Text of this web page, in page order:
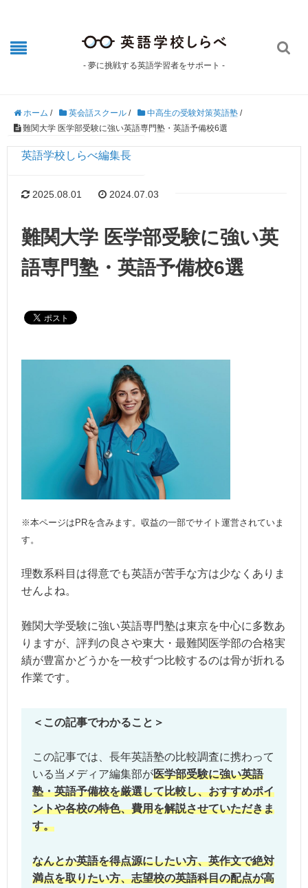
- 夢に挑戦する英語学習者をサポート -

ホーム / 英会話スクール / 中高生の受験対策英語塾 /
難関大学 医学部受験に強い英語専門塾・英語予備校6選
英語学校しらべ編集長
2025.08.01 2024.07.03
難関大学 医学部受験に強い英
語専門塾・英語予備校6選
※本ページはPRを含みます。収益の一部でサイト運営されていま
す。
理数系科目は得意でも英語が苦手な方は少なくありま
せんよね。
難関大学受験に強い英語専門塾は東京を中心に多数あ
りますが、評判の良さや東大・最難関医学部の合格実
績が豊富かどうかを一校ずつ比較するのは骨が折れる
作業です。
＜この記事でわかること＞
この記事では、長年英語塾の比較調査に携わって
いる当メディア編集部が医学部受験に強い英語
塾・英語予備校を厳選して比較し、おすすめポイ
ントや各校の特色、費用を解説させていただきま
す。
なんとか英語を得点源にしたい方、英作文で絶対
満点を取りたい方、志望校の英語科目の配点が高